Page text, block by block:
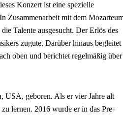
Konzert ist eine spezielle
Zusammenarbeit mit dem
Talente ausgesucht. Der Erlös des
zugute. Darüber hinaus begleitet
oben und berichtet regelmäßig über
geboren. Als er vier Jahre alt
lernen. 2016 wurde er in das Pre-